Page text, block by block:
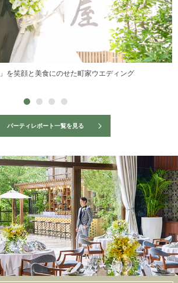
」を笑顔と美食にのせた町家ウエディング
パーティレポート一覧を見る